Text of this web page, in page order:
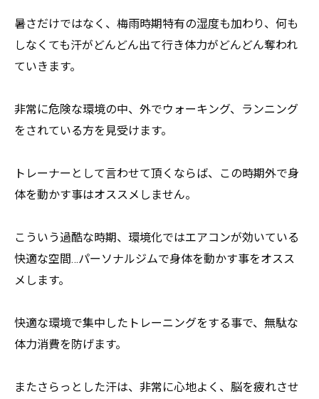
暑さだけではなく、梅雨時期特有の湿度も加わり、 何も
しなくても汗がどんどん出て行き体力がどんどん奪われ
ていき ます。
非常に危険な環境の中、外でウォーキング、
ランニング
をされている方を見受けます。
トレーナーとして言わせて頂くならば、
この時期外で身
体を動かす事はオススメしません。
こういう過酷な時期、環境化ではエアコンが効いている
快適な空間…パーソナルジムで身体を動かす事をオスス
メします。
快適な環境で集中したトレーニングをする事で、 無駄な
体力消費を防げます。
またさらっとした汗は、非常に心地よく、脳を疲れさせ